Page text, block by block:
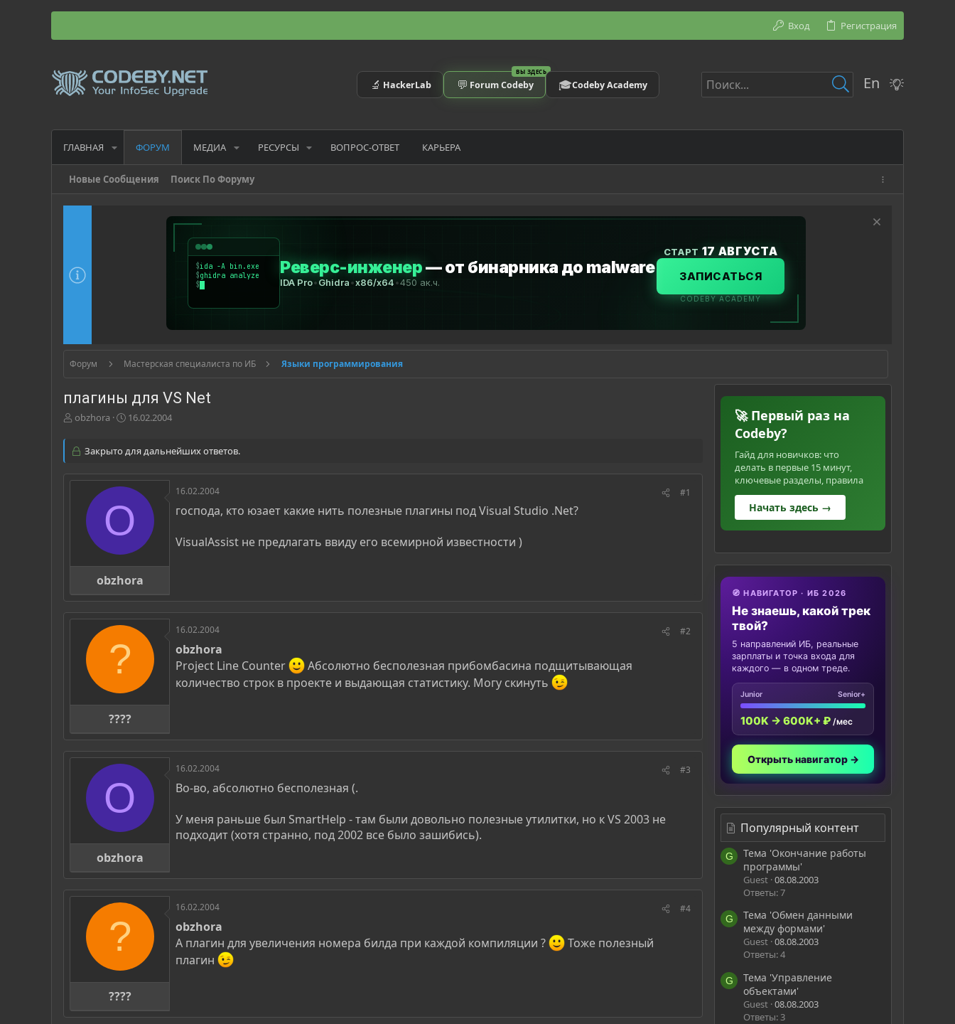
Вход Регистрация
🔬 HackerLab
ВЫ ЗДЕСЬ
💬 Forum Codeby 🎓Codeby Academy En
ГЛАВНАЯ ФОРУМ МЕДИА РЕСУРСЫ ВОПРОС-ОТВЕТ КАРЬЕРА
Новые Сообщения Поиск По Форуму
Форум Мастерская специалиста по ИБ Языки программирования
плагины для VS Net
А
о
т
obzhora
Д
а
а
ч
а
л
а
16.02.2004
Закрыто для дальнейших ответов.
O
obzhora
16.02.2004 #1
господа, кто юзает какие нить полезные плагины под Visual Studio .Net?
VisualAssist не предлагать ввиду его всемирной известности )
?
????
16.02.2004 #2
obzhora
Project Line Counter
Абсолютно бесполезная прибомбасина подщитывающая
количество строк в проекте и выдающая статистику. Могу скинуть
O
obzhora
16.02.2004 #3
Во-во, абсолютно бесполезная (.
У меня раньше был SmartHelp - там были довольно полезные утилитки, но к VS 2003 не
подходит (хотя странно, под 2002 все было зашибись).
?
????
16.02.2004 #4
obzhora
А плагин для увеличения номера билда при каждой компиляции ?
Тоже полезный
плагин
🚀 Первый раз на
Codeby?
Гайд для новичков: что
делать в первые 15 минут,
ключевые разделы, правила
Начать здесь →
🧭 НАВИГАТОР · ИБ 2026
Не знаешь, какой трек
твой?
5 направлений ИБ, реальные
зарплаты и точка входа для
каждого — в одном треде.
Junior Senior+
100K → 600K+ ₽ /мес
Открыть навигатор →
Популярный контент
G
Тема 'Окончание работы
программы'
Guest 08.08.2003
Ответы: 7
G
Тема 'Обмен данными
между формами'
Guest 08.08.2003
Ответы: 4
G
Тема 'Управление
объектами'
Guest 08.08.2003
Ответы: 3